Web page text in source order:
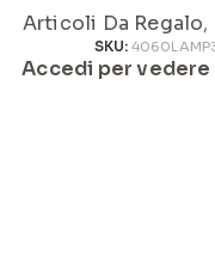
Articoli Da Regalo,
SKU:
Accedi per